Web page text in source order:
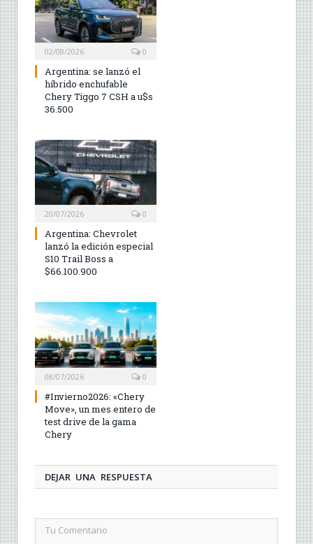
02/08/2026 0
Argentina: se lanzó el
híbrido enchufable
Chery Tiggo 7 CSH a u$s
36.500
20/07/2026 0
Argentina: Chevrolet
lanzó la edición especial
S10 Trail Boss a
$66.100.900
08/07/2026 0
#Invierno2026: «Chery
Move», un mes entero de
test drive de la gama
Chery
DEJAR UNA RESPUESTA